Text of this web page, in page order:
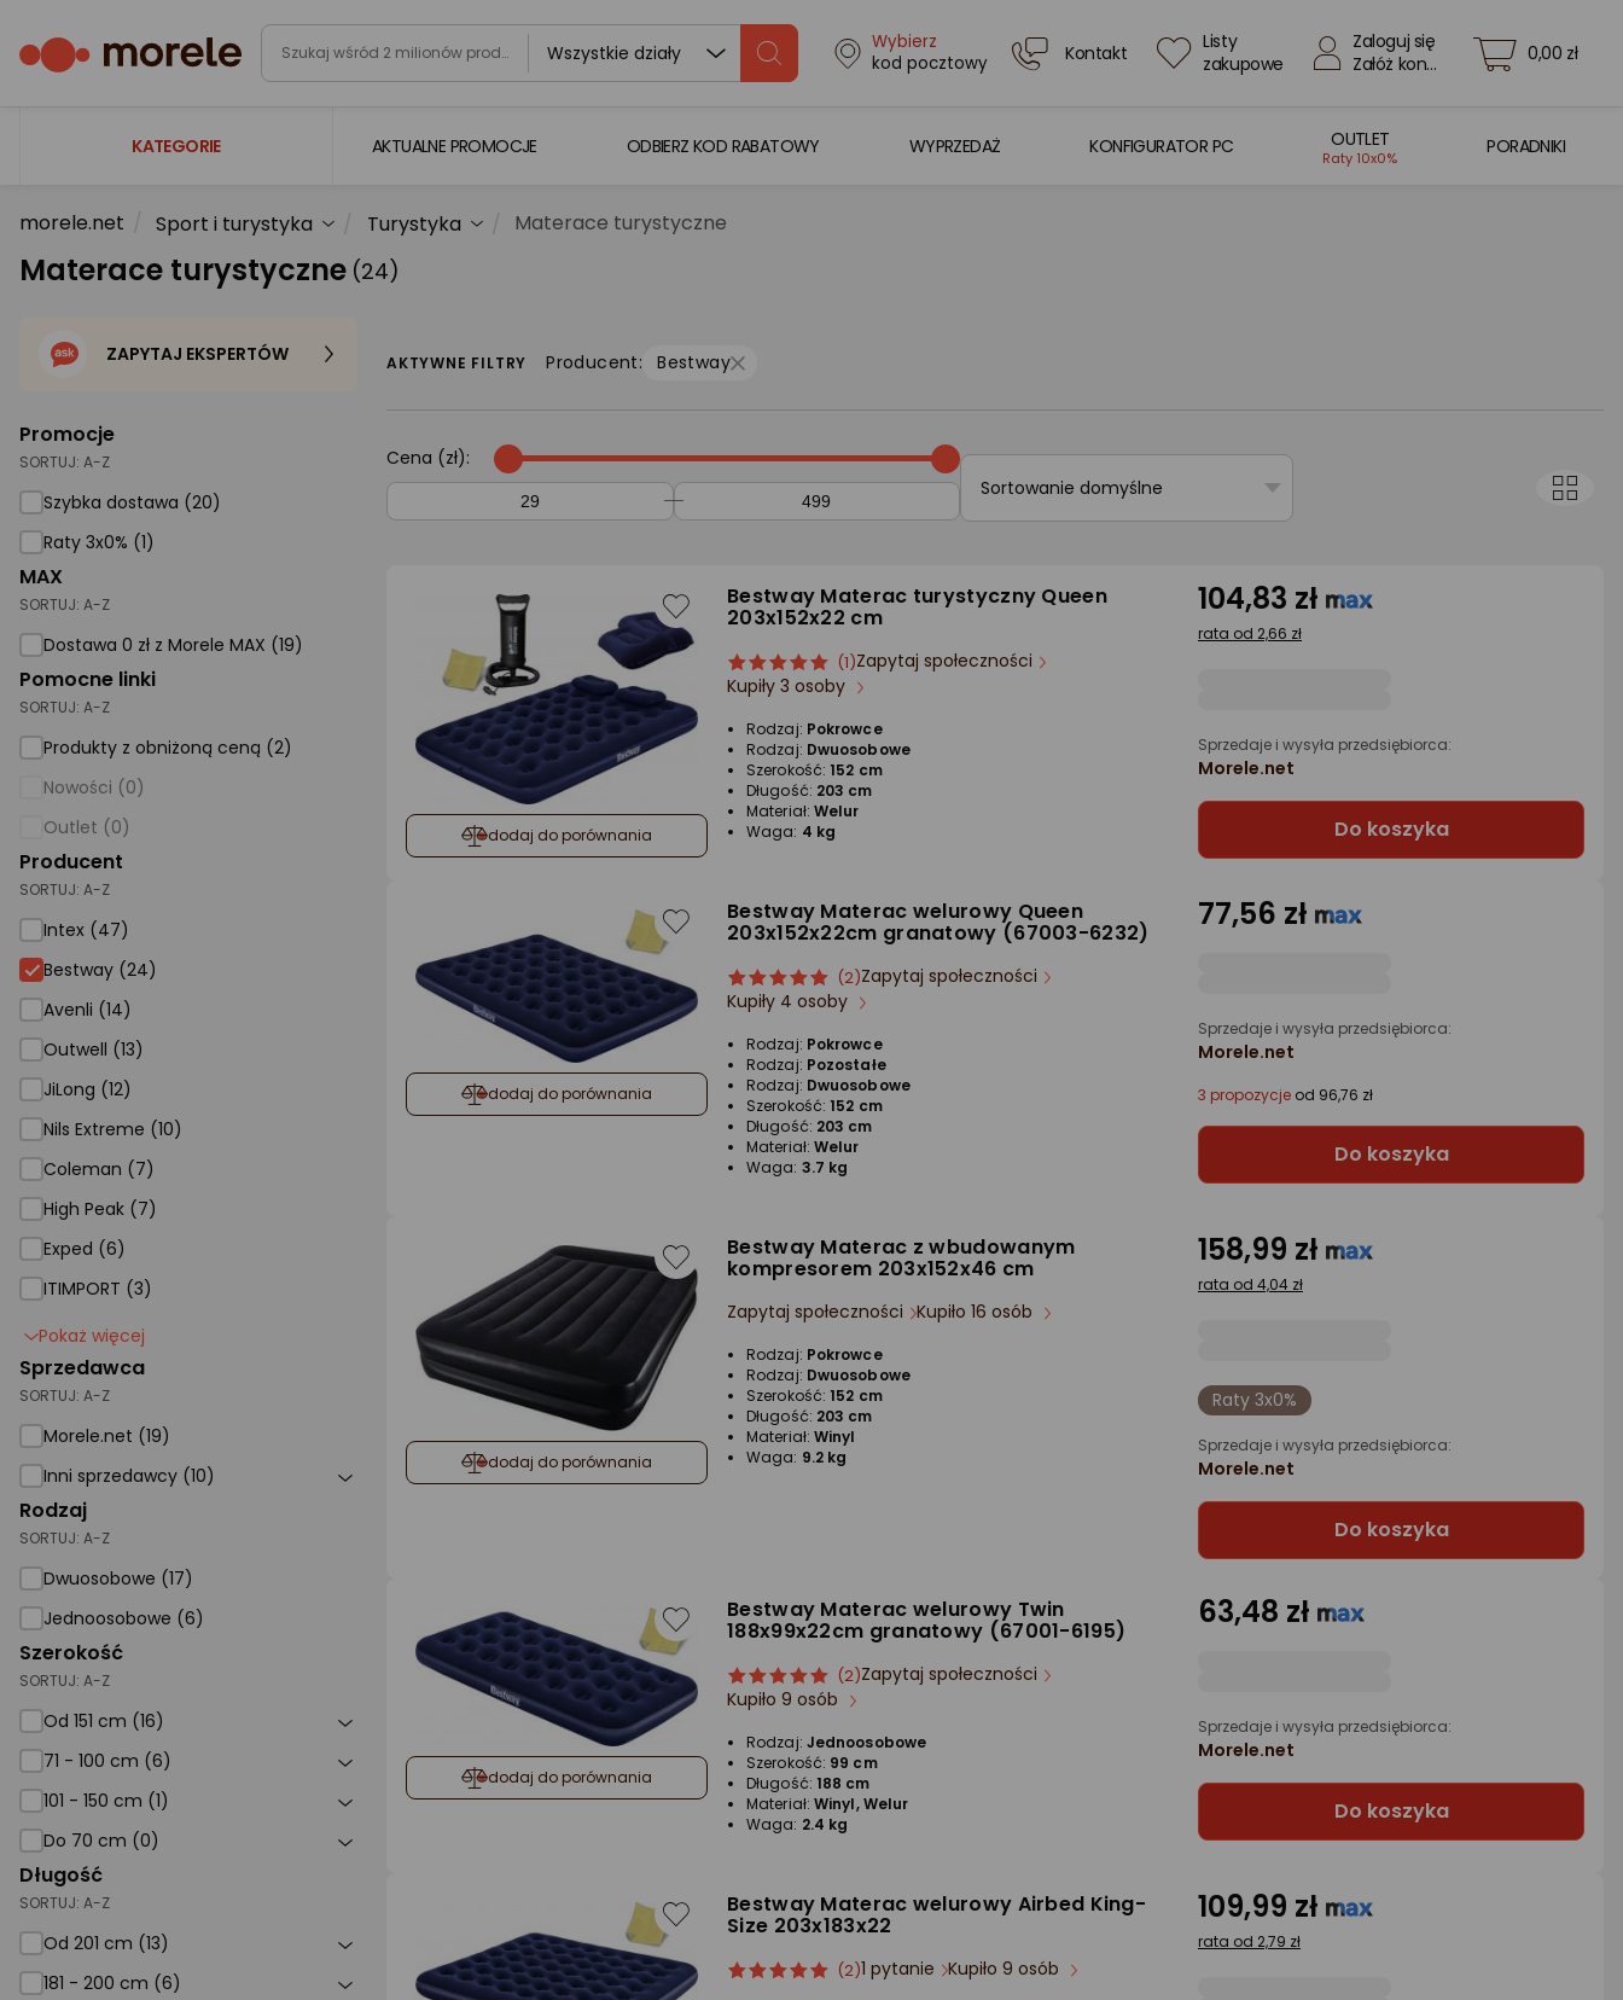
Wszystkie działy
Wybierz
kod pocztowy
Kontakt
Listy
zakupowe
Zaloguj się
Załóż konto
0,00 zł
KATEGORIE
Laptopy
Komputery
Gaming
Telewizory i audio
Foto i kamery
AGD duże
AGD małe
Biuro i firma
Sport i turystyka
Zabawki i dziecko
Supermarket
Strefa marek
AKTUALNE PROMOCJE ODBIERZ KOD RABATOWY WYPRZEDAŻ KONFIGURATOR PC OUTLET
Raty 10x0%
PORADNIKI
morele.net Sport i turystyka Turystyka Materace turystyczne
Materace turystyczne (24)
Promocje
SORTUJ: A-Z
Szybka dostawa (20)
Raty 3x0% (1)
MAX
SORTUJ: A-Z
Dostawa 0 zł z Morele MAX (19)
Pomocne linki
SORTUJ: A-Z
Produkty z obniżoną ceną (2)
Nowości (0)
Outlet (0)
Producent
SORTUJ: A-Z
Intex (47)
Bestway
Bestway (24)
Avenli (14)
Outwell (13)
JiLong (12)
Nils Extreme (10)
Coleman (7)
High Peak (7)
Exped (6)
ITIMPORT (3)
Pokaż więcej
Sprzedawca
SORTUJ: A-Z
Morele.net (19)
Inni sprzedawcy (10)
Rodzaj
SORTUJ: A-Z
Dwuosobowe (17)
Jednoosobowe (6)
Szerokość
SORTUJ: A-Z
Od 151 cm (16)
71 - 100 cm (6)
101 - 150 cm (1)
Do 70 cm (0)
Długość
SORTUJ: A-Z
Od 201 cm (13)
181 - 200 cm (6)
ZAPYTAJ EKSPERTÓW AKTYWNE FILTRY Producent: Bestway
Cena (zł):
Sortowanie domyślne
dodaj do porównania
Bestway Materac turystyczny Queen
203x152x22 cm
ocena
produktu
gwiazdki
Ocena
produktu
(1)Zapytaj społeczności
Kupiły 3 osoby
Rodzaj: Pokrowce
Rodzaj: Dwuosobowe
Szerokość: 152 cm
Długość: 203 cm
Materiał: Welur
Waga: 4 kg
104,83 zł
rata od 2,66 zł
Sprzedaje i wysyła przedsiębiorca:
Morele.net
Do koszyka
dodaj do porównania
Bestway Materac welurowy Queen
203x152x22cm granatowy (67003-6232)
ocena
produktu
gwiazdki
Ocena
produktu
(2)Zapytaj społeczności
Kupiły 4 osoby
Rodzaj: Pokrowce
Rodzaj: Pozostałe
Rodzaj: Dwuosobowe
Szerokość: 152 cm
Długość: 203 cm
Materiał: Welur
Waga: 3.7 kg
77,56 zł
Sprzedaje i wysyła przedsiębiorca:
Morele.net
3 propozycje od 96,76 zł
Do koszyka
dodaj do porównania
Bestway Materac z wbudowanym
kompresorem 203x152x46 cm
Zapytaj społeczności Kupiło 16 osób
Rodzaj: Pokrowce
Rodzaj: Dwuosobowe
Szerokość: 152 cm
Długość: 203 cm
Materiał: Winyl
Waga: 9.2 kg
158,99 zł
rata od 4,04 zł
Raty 3x0%
Sprzedaje i wysyła przedsiębiorca:
Morele.net
Do koszyka
dodaj do porównania
Bestway Materac welurowy Twin
188x99x22cm granatowy (67001-6195)
ocena
produktu
gwiazdki
Ocena
produktu
(2)Zapytaj społeczności
Kupiło 9 osób
Rodzaj: Jednoosobowe
Szerokość: 99 cm
Długość: 188 cm
Materiał: Winyl, Welur
Waga: 2.4 kg
63,48 zł
Sprzedaje i wysyła przedsiębiorca:
Morele.net
Do koszyka
Bestway Materac welurowy Airbed King-
Size 203x183x22
ocena
Ocena
(2)1 pytanie Kupiło 9 osób
109,99 zł
rata od 2,79 zł